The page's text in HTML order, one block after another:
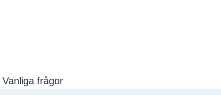
Vanliga frågor